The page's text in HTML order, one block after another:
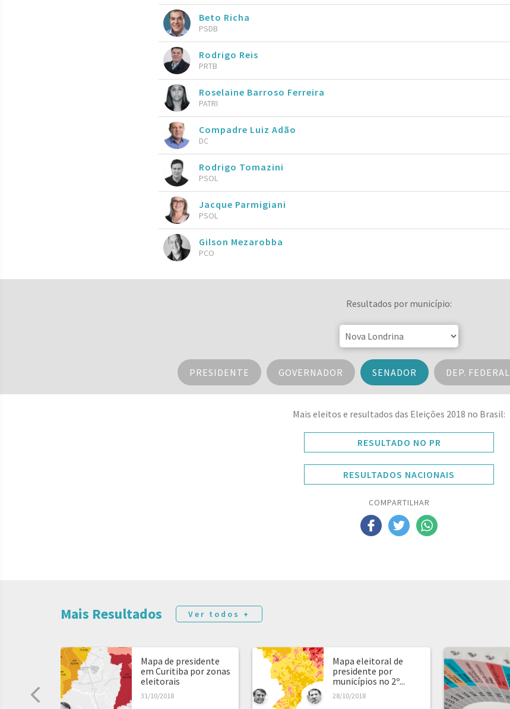
Beto Richa
PSDB
Rodrigo Reis
PRTB
Roselaine Barroso Ferreira
PATRI
Compadre Luiz Adão
DC
Rodrigo Tomazini
PSOL
Jacque Parmigiani
PSOL
Gilson Mezarobba
PCO
Resultados por município:
PRESIDENTE GOVERNADOR SENADOR DEP. FEDERAL
Mais eleitos e resultados das Eleições 2018 no Brasil:
RESULTADO NO PR
RESULTADOS NACIONAIS
COMPARTILHAR
Mais Resultados Ver todos +
Mapa de presidente
em Curitiba por zonas
eleitorais
31/10/2018
Mapa eleitoral de
presidente por
municípios no 2º...
28/10/2018